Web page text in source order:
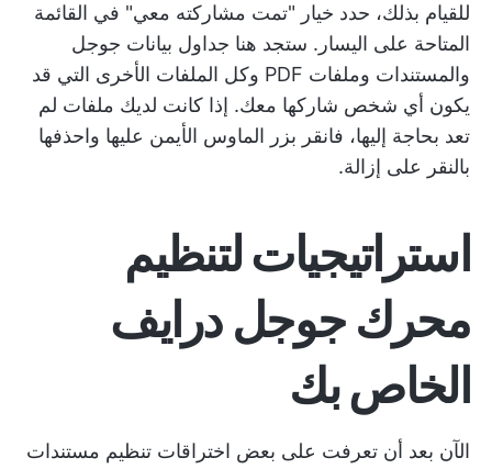
للقيام بذلك، حدد خيار "تمت مشاركته معي" في القائمة
المتاحة على اليسار. ستجد هنا جداول بيانات جوجل
والمستندات وملفات PDF وكل الملفات الأخرى التي قد
يكون أي شخص شاركها معك. إذا كانت لديك ملفات لم
تعد بحاجة إليها، فانقر بزر الماوس الأيمن عليها واحذفها
بالنقر على إزالة.
استراتيجيات لتنظيم
محرك جوجل درايف
الخاص بك
الآن بعد أن تعرفت على بعض اختراقات تنظيم مستندات